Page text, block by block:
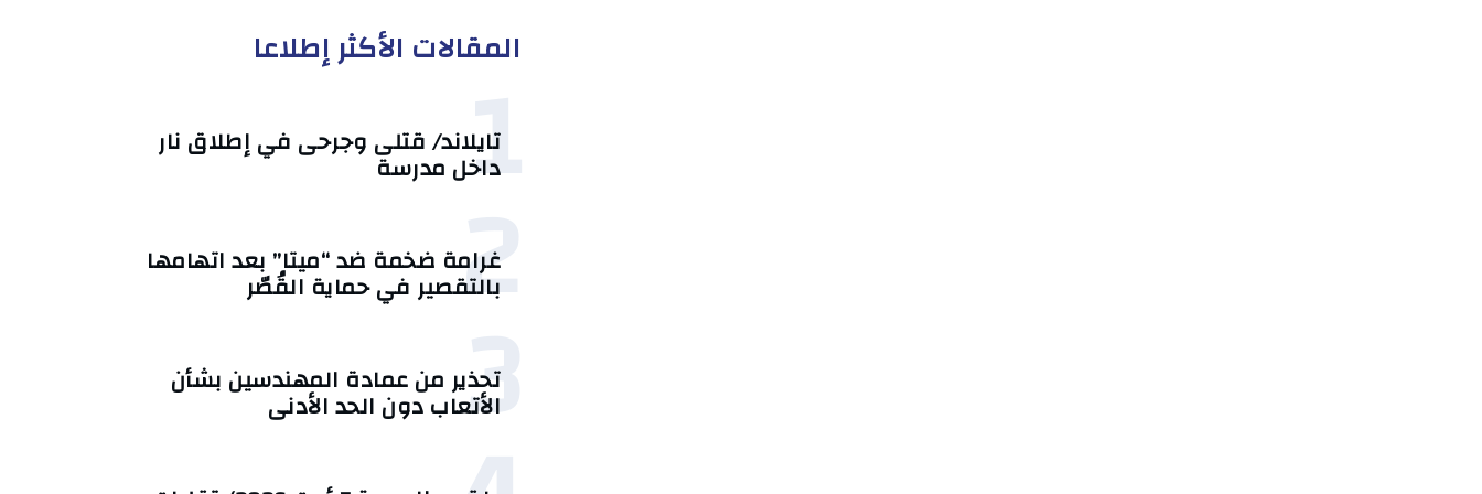
المقالات الأكثر إطلاعا
1
تايلاند/ قتلى وجرحى في إطلاق نار
داخل مدرسة
2
غرامة ضخمة ضد “ميتا” بعد اتهامها
بالتقصير في حماية القُصّر
3
تحذير من عمادة المهندسين بشأن
الأتعاب دون الحد الأدنى